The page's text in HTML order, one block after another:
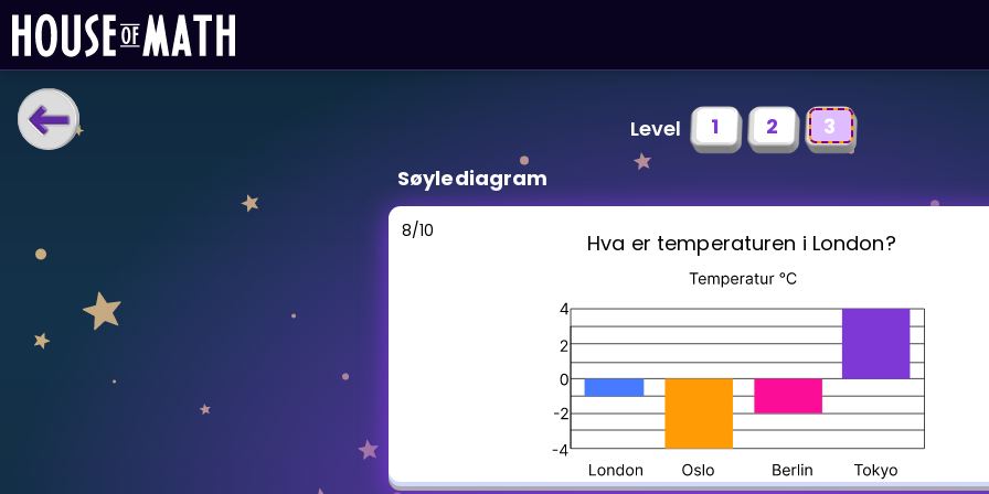
LÆRINGSVERKTØY
Vis mer
SPILL
Gangetabellen
Level 1 2
3
Søylediagram
8/10 Hva er temperaturen i London?